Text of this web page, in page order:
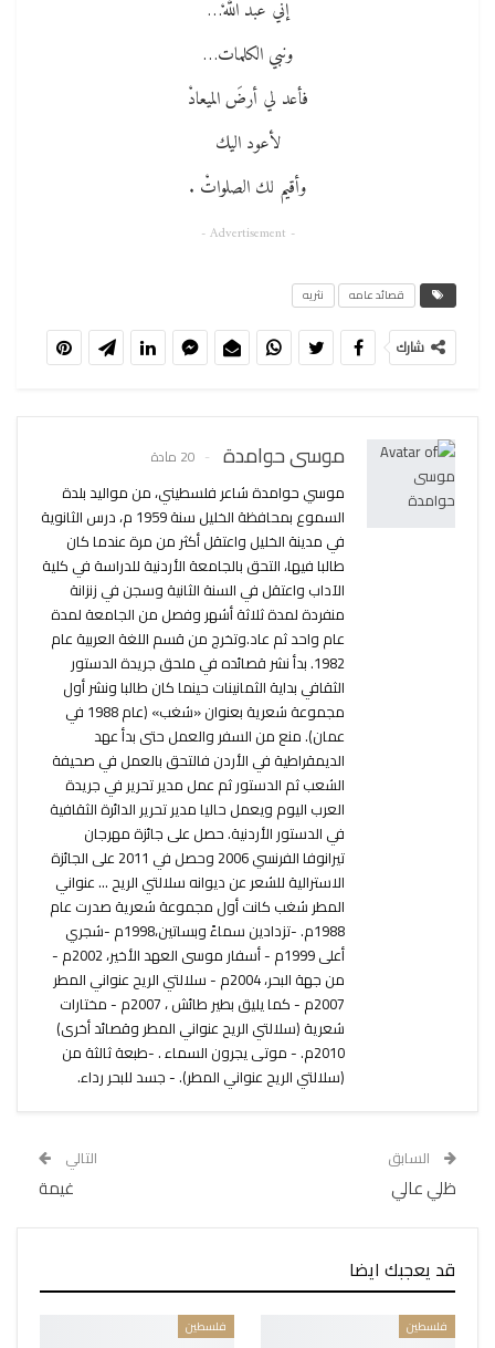
إني عبد اللهْ…
ونبي الكلمات…
فأعد لي أرضَ الميعادْ
لأعود اليك
وأقيم لك الصلواتْ .
- Advertisement -
قصائد عامه نثريه
شارك
موسى حوامدة 20 مادة
موسي حوامدة شاعر فلسطيني، من مواليد بلدة
السموع بمحافظة الخليل سنة 1959 م، درس الثانوية
في مدينة الخليل واعتقل أكثر من مرة عندما كان
طالبا فيها، التحق بالجامعة الأردنية للدراسة في كلية
الآداب واعتقل في السنة الثانية وسجن في زنزانة
منفردة لمدة ثلاثة أشهر وفصل من الجامعة لمدة
عام واحد ثم عاد.وتخرج من قسم اللغة العربية عام
1982. بدأ نشر قصائده في ملحق جريدة الدستور
الثقافي بداية الثمانينات حينما كان طالبا ونشر أول
مجموعة شعرية بعنوان «شغب» (عام 1988 في
عمان). منع من السفر والعمل حتى بدأ عهد
الديمقراطية في الأردن فالتحق بالعمل في صحيفة
الشعب ثم الدستور ثم عمل مدير تحرير في جريدة
العرب اليوم ويعمل حاليا مدير تحرير الدائرة الثقافية
في الدستور الأردنية. حصل على جائزة مهرجان
تيرانوفا الفرنسي 2006 وحصل في 2011 على الجائزة
الاسترالية للشعر عن ديوانه سلالتي الريح ... عنواني
المطر شغب كانت أول مجموعة شعرية صدرت عام
1988م. -تزدادين سماءً وبساتين،1998م -شجري
أعلى 1999م - أسفار موسى العهد الأخير، 2002م -
من جهة البحر، 2004م - سلالتي الريح عنواني المطر
2007م - كما يليق بطير طائش ، 2007م - مختارات
شعرية (سلالتي الريح عنواني المطر وقصائد أخرى)
2010م. - موتى يجرون السماء . -طبعة ثالثة من
(سلالتي الريح عنواني المطر). - جسد للبحر رداء.
السابق
ظلي عالي
التالي
غيمة
قد يعجبك ايضا
فلسطين فلسطين